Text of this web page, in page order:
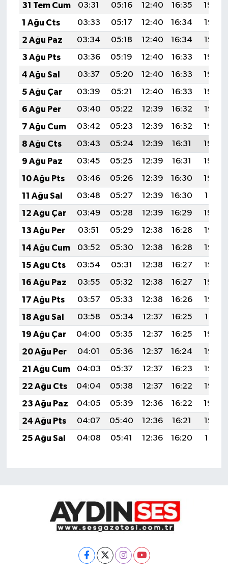
31 Tem Cum
03:31 05:16 12:40 16:35
19:54
1 Ağu Cts
03:33 05:17 12:40 16:34
19:53
2 Ağu Paz
03:34 05:18 12:40 16:34
19:52
3 Ağu Pts
03:36 05:19 12:40 16:33
19:50
4 Ağu Sal
03:37 05:20 12:40 16:33
19:49
5 Ağu Çar
03:39 05:21 12:40 16:33
19:48
6 Ağu Per
03:40 05:22 12:39 16:32
19:47
7 Ağu Cum
03:42 05:23 12:39 16:32
19:46
8 Ağu Cts
03:43 05:24 12:39 16:31
19:44
9 Ağu Paz
03:45 05:25 12:39 16:31
19:43
10 Ağu Pts
03:46 05:26 12:39 16:30
19:42
11 Ağu Sal
03:48 05:27 12:39 16:30
19:41
12 Ağu Çar
03:49 05:28 12:39 16:29
19:39
13 Ağu Per
03:51 05:29 12:38 16:28
19:38
14 Ağu Cum
03:52 05:30 12:38 16:28
19:37
15 Ağu Cts
03:54 05:31 12:38 16:27
19:35
16 Ağu Paz
03:55 05:32 12:38 16:27
19:34
17 Ağu Pts
03:57 05:33 12:38 16:26
19:32
18 Ağu Sal
03:58 05:34 12:37 16:25
19:31
19 Ağu Çar
04:00 05:35 12:37 16:25
19:30
20 Ağu Per
04:01 05:36 12:37 16:24
19:28
21 Ağu Cum
04:03 05:37 12:37 16:23
19:27
22 Ağu Cts
04:04 05:38 12:37 16:22
19:25
23 Ağu Paz
04:05 05:39 12:36 16:22
19:24
24 Ağu Pts
04:07 05:40 12:36 16:21
19:22
25 Ağu Sal
04:08 05:41 12:36 16:20 19:21